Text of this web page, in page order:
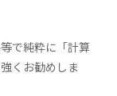
で純粋に「計算
くお勧めしま